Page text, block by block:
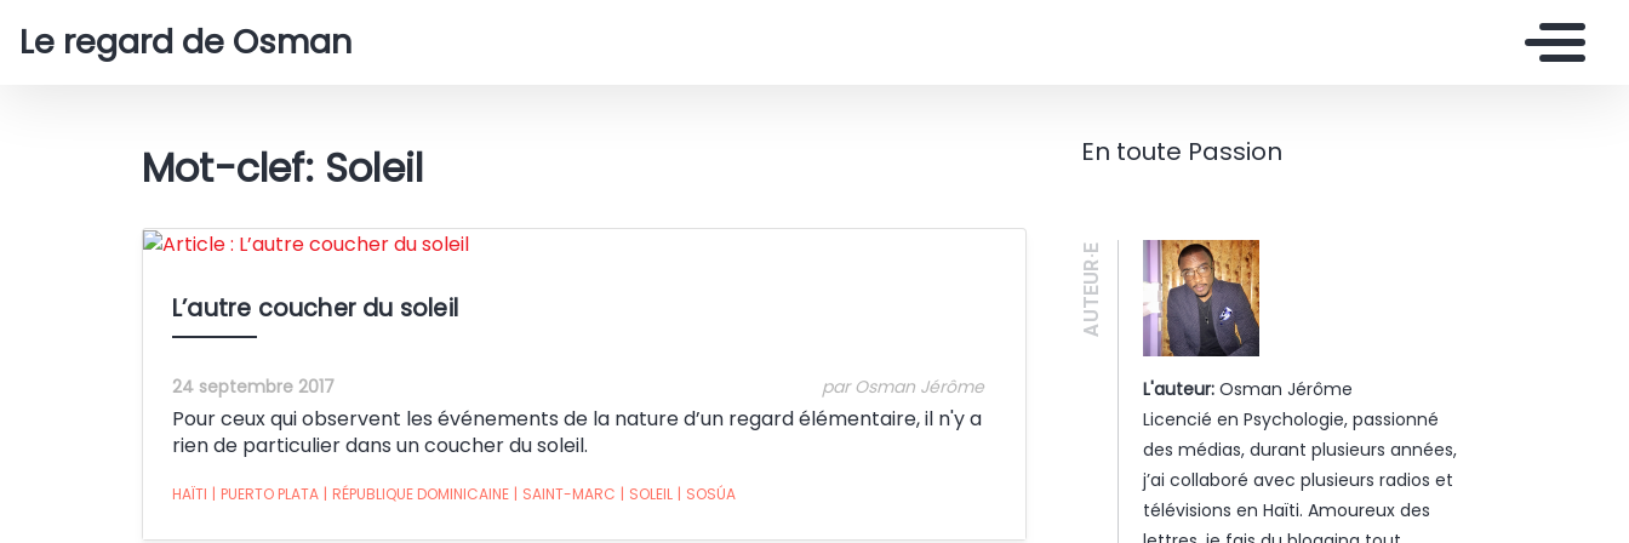
Le regard de Osman
Mot-clef: Soleil
Crédit:
L’autre coucher du soleil
24 septembre 2017 par Osman Jérôme
Pour ceux qui observent les événements de la nature d’un regard élémentaire, il n'y a
rien de particulier dans un coucher du soleil.
HAÏTI | PUERTO PLATA | RÉPUBLIQUE DOMINICAINE | SAINT-MARC | SOLEIL | SOSÚA
En toute Passion
AUTEUR·E
L'auteur:Osman Jérôme
Licencié en Psychologie, passionné
des médias, durant plusieurs années,
j’ai collaboré avec plusieurs radios et
télévisions en Haïti. Amoureux des